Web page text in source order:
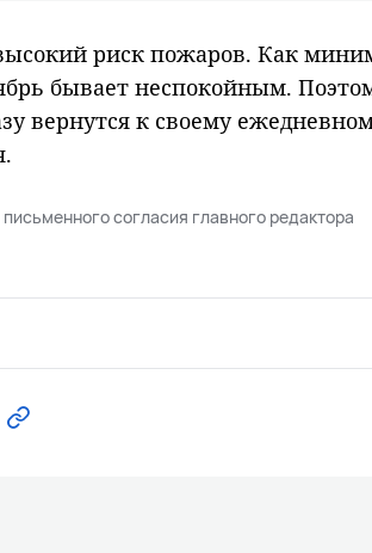
риск пожаров. Как
бывает неспокойным.
вернутся к своему
согласия главного редактора